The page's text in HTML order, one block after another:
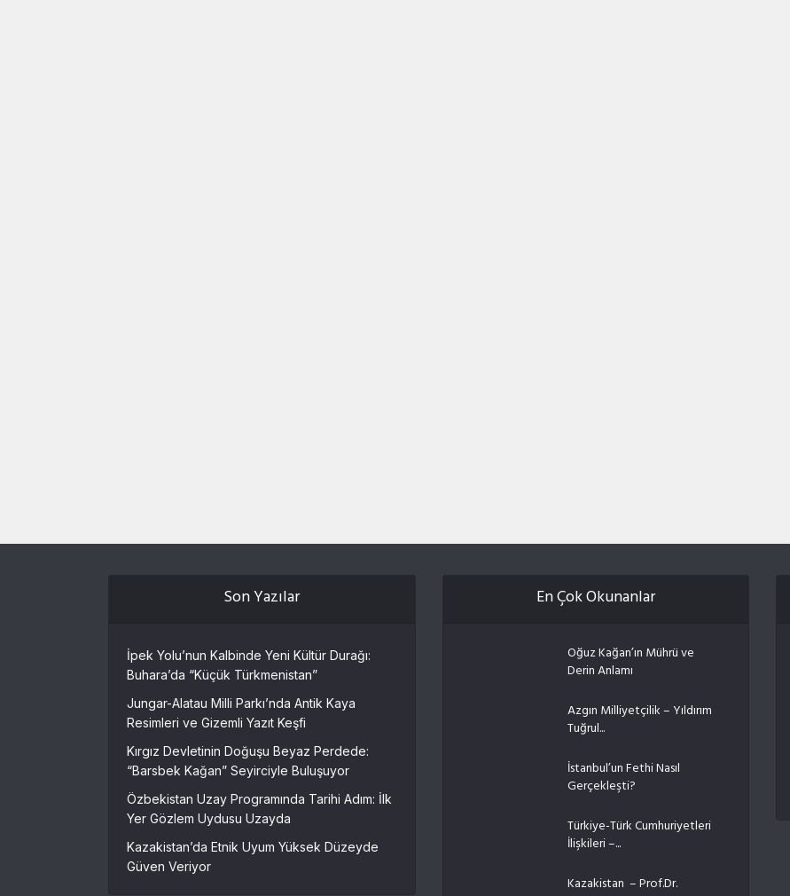
Son Yazılar
İpek Yolu’nun Kalbinde Yeni Kültür Durağı:
Buhara’da “Küçük Türkmenistan”
Jungar-Alatau Milli Parkı’nda Antik Kaya
Resimleri ve Gizemli Yazıt Keşfi
Kırgız Devletinin Doğuşu Beyaz Perdede:
“Barsbek Kağan” Seyirciyle Buluşuyor
Özbekistan Uzay Programında Tarihi Adım: İlk
Yer Gözlem Uydusu Uzayda
Kazakistan’da Etnik Uyum Yüksek Düzeyde
Güven Veriyor
En Çok Okunanlar
Oğuz Kağan’ın Mührü ve
Derin Anlamı
Azgın Milliyetçilik – Yıldırım
Tuğrul...
İstanbul’un Fethi Nasıl
Gerçekleşti?
Türkiye-Türk Cumhuriyetleri
İlişkileri –...
Kazakistan – Prof.Dr.